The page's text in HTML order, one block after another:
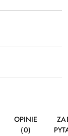
OPINIE
(0)